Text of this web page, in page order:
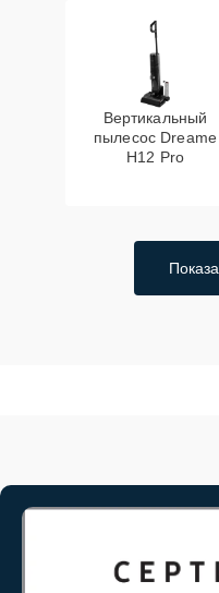
Вертикальный
пылесос Dreame
H12 Pro